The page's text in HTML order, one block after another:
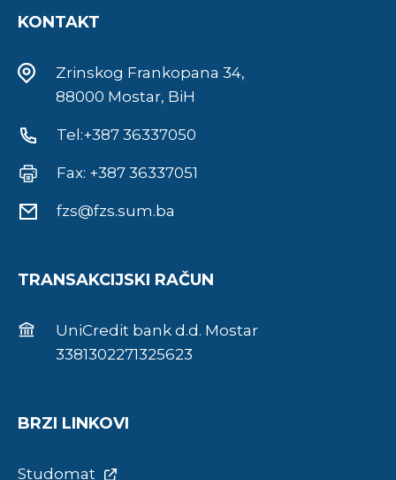
KONTAKT
Zrinskog Frankopana 34,
88000 Mostar, BiH
Tel:+387 36337050
Fax: +387 36337051
fzs@fzs.sum.ba
TRANSAKCIJSKI RAČUN
UniCredit bank d.d. Mostar
3381302271325623
BRZI LINKOVI
Studomat